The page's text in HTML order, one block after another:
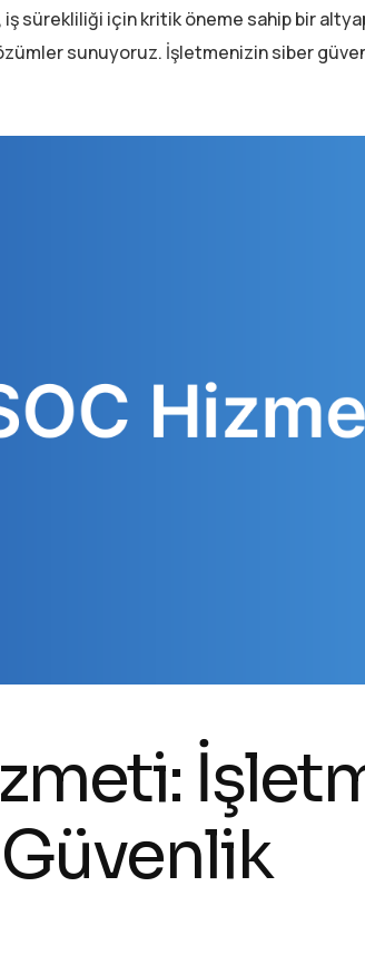
iş sürekliliği için kritik öneme sahip bir
sunuyoruz. İşletmenizin siber